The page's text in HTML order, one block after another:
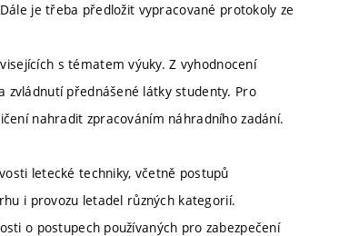
je třeba předložit vypracované protokoly ze
s tématem výuky. Z vyhodnocení
zvládnutí přednášené látky studenty. Pro
nahradit zpracováním náhradního zadání.
letecké techniky, včetně postupů
i provozu letadel různých kategorií.
o postupech používaných pro zabezpečení